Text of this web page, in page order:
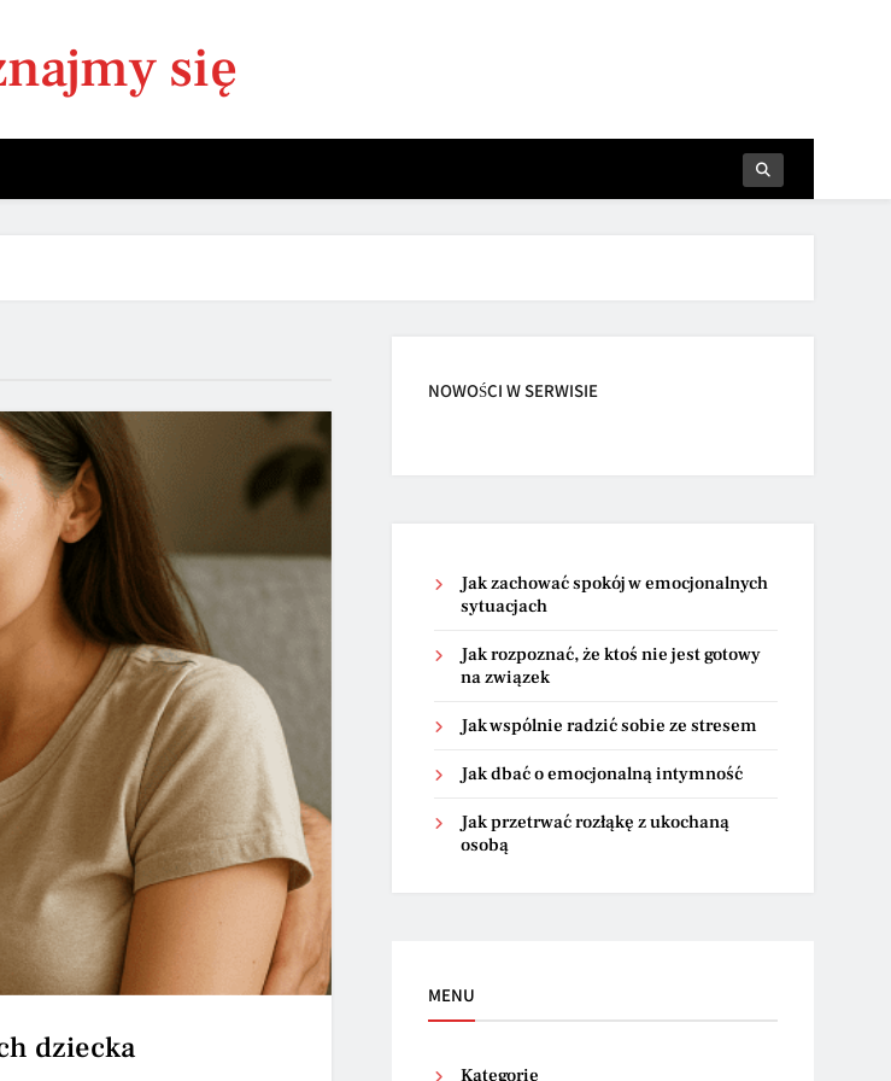
się
dziecka
NOWOŚCI W SERWISIE
Jak zachować spokój w emocjonalnych
sytuacjach
Jak rozpoznać, że ktoś nie jest gotowy
na związek
Jak wspólnie radzić sobie ze stresem
Jak dbać o emocjonalną intymność
Jak przetrwać rozłąkę z ukochaną
osobą
MENU
Kategorie